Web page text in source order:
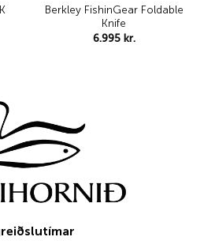
Berkley FishinGear Foldable
Knife
6.995 kr.